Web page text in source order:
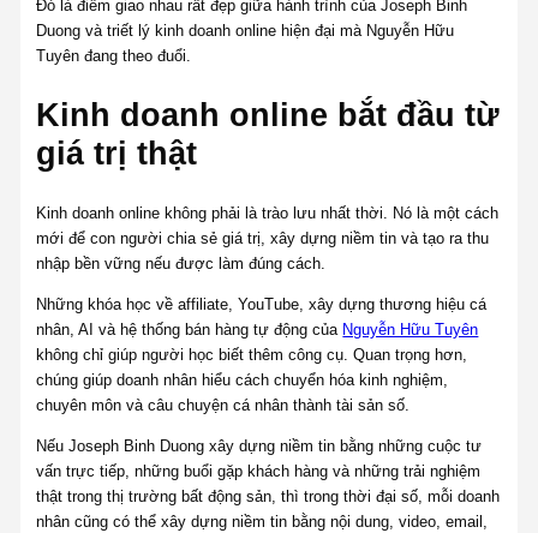
Đó là điểm giao nhau rất đẹp giữa hành trình của Joseph Binh
Duong và triết lý kinh doanh online hiện đại mà Nguyễn Hữu
Tuyên đang theo đuổi.
Kinh doanh online bắt đầu từ
giá trị thật
Kinh doanh online không phải là trào lưu nhất thời. Nó là một cách
mới để con người chia sẻ giá trị, xây dựng niềm tin và tạo ra thu
nhập bền vững nếu được làm đúng cách.
Những khóa học về affiliate, YouTube, xây dựng thương hiệu cá
nhân, AI và hệ thống bán hàng tự động của Nguyễn Hữu Tuyên
không chỉ giúp người học biết thêm công cụ. Quan trọng hơn,
chúng giúp doanh nhân hiểu cách chuyển hóa kinh nghiệm,
chuyên môn và câu chuyện cá nhân thành tài sản số.
Nếu Joseph Binh Duong xây dựng niềm tin bằng những cuộc tư
vấn trực tiếp, những buổi gặp khách hàng và những trải nghiệm
thật trong thị trường bất động sản, thì trong thời đại số, mỗi doanh
nhân cũng có thể xây dựng niềm tin bằng nội dung, video, email,